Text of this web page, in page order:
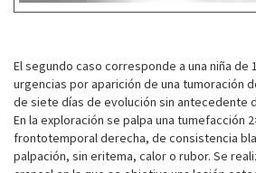
El segundo caso corresponde a una niña de
urgencias por aparición de una tumoración
de siete días de evolución sin antecedente
En la exploración se palpa una tumefacción
frontotemporal derecha, de consistencia
palpación, sin eritema, calor o rubor. Se